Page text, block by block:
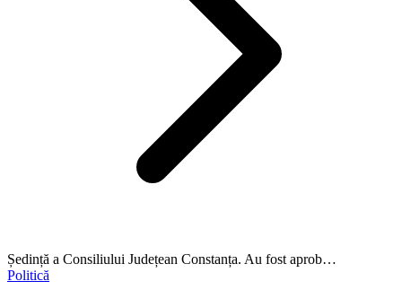
Ședință a Consiliului Județean Constanța. Au fost aprob…
Politică